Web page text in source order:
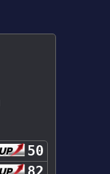
50